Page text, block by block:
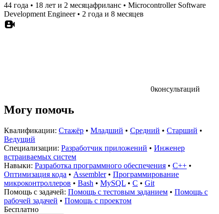
44 года • 18 лет и 2 месяцафриланс • Microcontroller Software
Development Engineer• 2 года и 8 месяцев
0консультаций
Могу помочь
Квалификации: Стажёр • Младший • Средний • Старший •
Ведущий
Специализации: Разработчик приложений • Инженер
встраиваемых систем
Навыки: Разработка программного обеспечения • C++ •
Оптимизация кода • Assembler• Программирование
микроконтроллеров • Bash • MySQL • C • Git
Помощь с задачей: Помощь с тестовым заданием • Помощь с
рабочей задачей • Помощь с проектом
Бесплатно